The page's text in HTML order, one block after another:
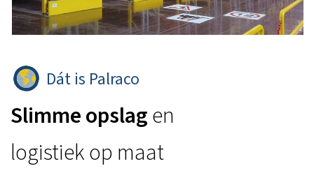
Dát is Palraco
Slimme opslagen
logistiek op maat